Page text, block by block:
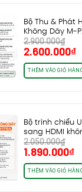
Bộ Thu & Phát
Không Dây M-
MD119, Tần…
2.900.000₫
Giá
gốc
là:
2.900.000₫.
2.600.000₫
THÊM VÀO GIỎ
Bộ trình chiếu
sang HDMI
UNITEK V1715A…
2.050.000₫
Giá
gốc
là:
2.050.000₫.
1.890.000₫
THÊM VÀO GIỎ